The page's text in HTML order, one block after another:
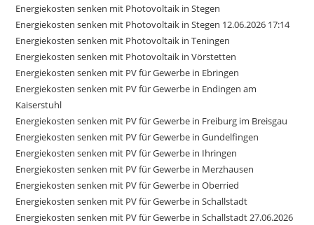
Energiekosten senken mit Photovoltaik in Stegen
Energiekosten senken mit Photovoltaik in Stegen 12.06.2026 17:14
Energiekosten senken mit Photovoltaik in Teningen
Energiekosten senken mit Photovoltaik in Vörstetten
Energiekosten senken mit PV für Gewerbe in Ebringen
Energiekosten senken mit PV für Gewerbe in Endingen am
Kaiserstuhl
Energiekosten senken mit PV für Gewerbe in Freiburg im Breisgau
Energiekosten senken mit PV für Gewerbe in Gundelfingen
Energiekosten senken mit PV für Gewerbe in Ihringen
Energiekosten senken mit PV für Gewerbe in Merzhausen
Energiekosten senken mit PV für Gewerbe in Oberried
Energiekosten senken mit PV für Gewerbe in Schallstadt
Energiekosten senken mit PV für Gewerbe in Schallstadt 27.06.2026